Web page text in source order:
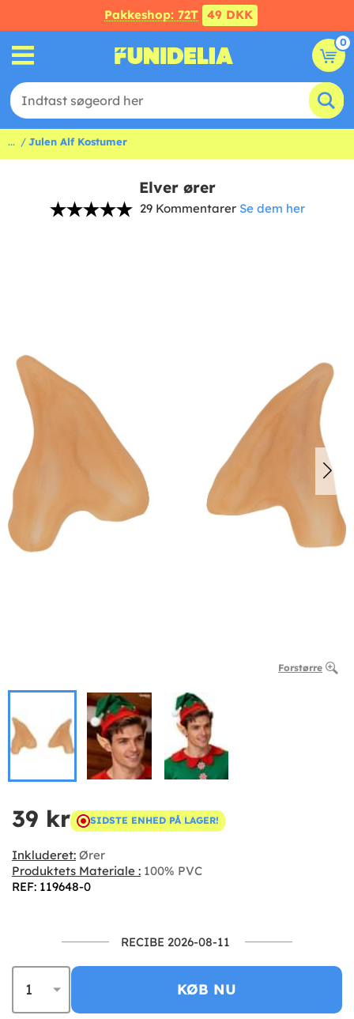
Pakkeshop: 72T 49 DKK
0
... Julen Alf Kostumer
Elver ører
29 Kommentarer Se dem her
Forstørre
39 kr SIDSTE ENHED PÅ LAGER!
Inkluderet: Ører
Produktets Materiale : 100% PVC
REF: 119648-0
RECIBE 2026-08-11
KØB NU